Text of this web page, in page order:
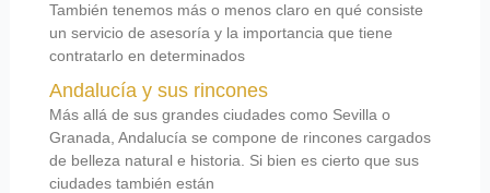
También tenemos más o menos claro en qué consiste
un servicio de asesoría y la importancia que tiene
contratarlo en determinados
Andalucía y sus rincones
Más allá de sus grandes ciudades como Sevilla o
Granada, Andalucía se compone de rincones cargados
de belleza natural e historia. Si bien es cierto que sus
ciudades también están